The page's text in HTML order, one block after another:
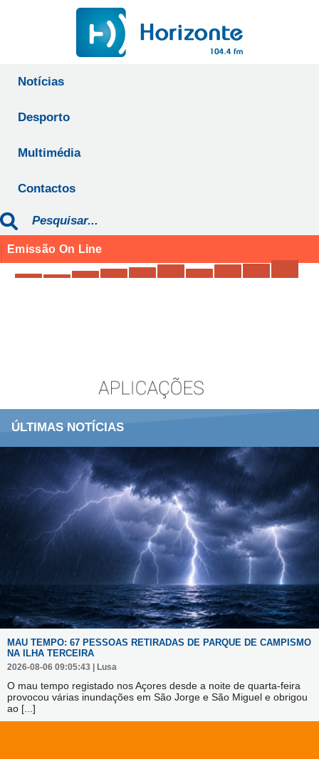
Notícias
Desporto
Multimédia
Contactos
Emissão On Line
ÚLTIMAS NOTÍCIAS
MAU TEMPO: 67 PESSOAS RETIRADAS DE PARQUE DE CAMPISMO
NA ILHA TERCEIRA
2026-08-06 09:05:43 | Lusa
O mau tempo registado nos Açores desde a noite de quarta-feira
provocou várias inundações em São Jorge e São Miguel e obrigou
ao [...]